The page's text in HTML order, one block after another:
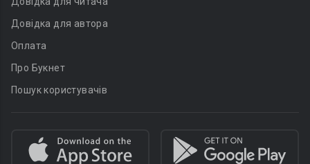
Довідка для автора
Оплата
Про Букнет
Пошук користувачів